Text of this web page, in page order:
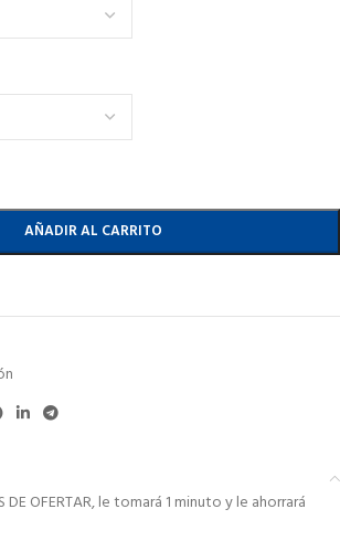
AÑADIR AL CARRITO
DE OFERTAR, le tomará 1 minuto y le ahorrará